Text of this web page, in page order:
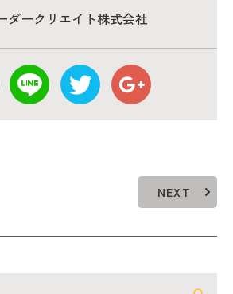
ダークリエイト株式会社
NEXT